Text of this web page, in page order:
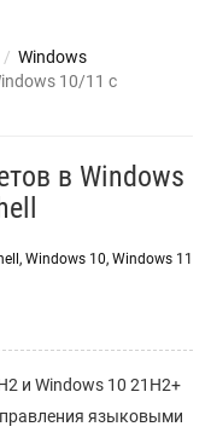
/ Windows
10/11 с
в Windows
, Windows 10, Windows 11
и Windows 10 21H2+
языковыми